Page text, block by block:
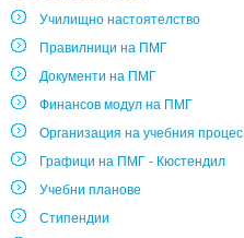
Училищно настоятелство
Правилници на ПМГ
Документи на ПМГ
Финансов модул на ПМГ
Организация на учебния процес
Графици на ПМГ - Кюстендил
Учебни планове
Стипендии